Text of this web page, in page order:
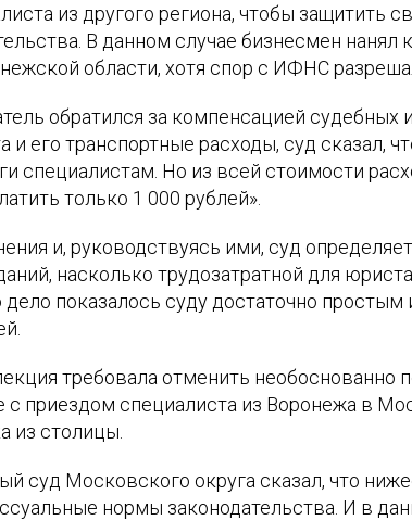
из другого региона, чтобы защитить
В данном случае бизнесмен нанял
области, хотя спор с ИФНС
обратился за компенсацией судебных
и его транспортные расходы, суд сказал,
специалистам. Но из всей стоимости
только 1 000 рублей».
и, руководствуясь ими, суд
насколько трудозатратной для
дело показалось суду достаточно
требовала отменить необоснованно
с приездом специалиста из Воронежа в
из столицы.
суд Московского округа сказал, что
нормы законодательства. И в